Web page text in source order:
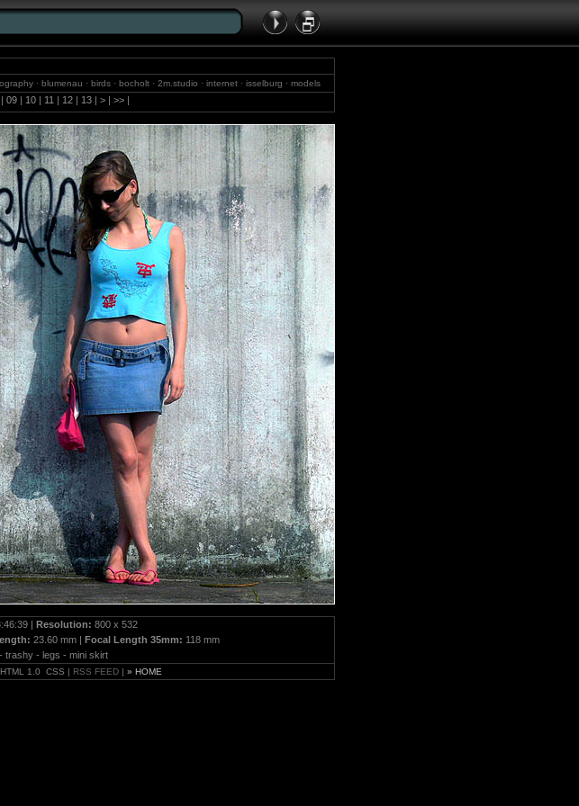
· blumenau · birds · bocholt · 2m.studio · internet · isselburg · models
· fotos · beach · balneario camboriu
09| 10| 11 | 12| 13| >| >>|
| Resolution: 800 x 532
23.60 mm | Focal Length 35mm: 118 mm
trashy - legs - mini skirt
1.0 CSS | RSS FEED| » HOME